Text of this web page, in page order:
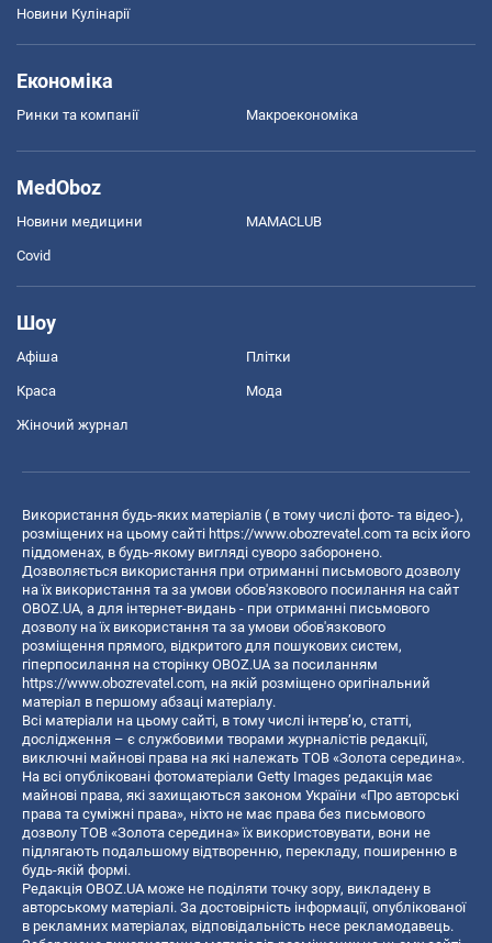
Новини Кулінарії
Економіка
Ринки та компанії Макроекономіка
MedOboz
Новини медицини MAMACLUB
Covid
Шоу
Афіша Плітки
Краса Мода
Жіночий журнал
Використання будь-яких матеріалів ( в тому числі фото- та відео-),
розміщених на цьому сайті https://www.obozrevatel.com та всіх його
піддоменах, в будь-якому вигляді суворо заборонено.
Дозволяється використання при отриманні письмового дозволу
на їх використання та за умови обов'язкового посилання на сайт
OBOZ.UA, а для інтернет-видань - при отриманні письмового
дозволу на їх використання та за умови обов'язкового
розміщення прямого, відкритого для пошукових систем,
гіперпосилання на сторінку OBOZ.UA за посиланням
https://www.obozrevatel.com, на якій розміщено оригінальний
матеріал в першому абзаці матеріалу.
Всі матеріали на цьому сайті, в тому числі інтерв’ю, статті,
дослідження – є службовими творами журналістів редакції,
виключні майнові права на які належать ТОВ «Золота середина».
На всі опубліковані фотоматеріали Getty Images редакція має
майнові права, які захищаються законом України «Про авторські
права та суміжні права», ніхто не має права без письмового
дозволу ТОВ «Золота середина» їх використовувати, вони не
підлягають подальшому відтворенню, перекладу, поширенню в
будь-якій формі.
Редакція OBOZ.UA може не поділяти точку зору, викладену в
авторському матеріалі. За достовірність інформації, опублікованої
в рекламних матеріалах, відповідальність несе рекламодавець.